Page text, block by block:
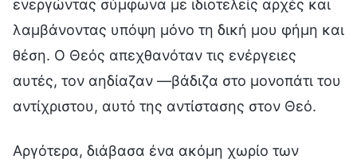
ενεργώντας σύμφωνα με ιδιοτελείς αρχές και
λαμβάνοντας υπόψη μόνο τη δική μου φήμη και
θέση. Ο Θεός απεχθανόταν τις ενέργειες
αυτές, τον αηδίαζαν —βάδιζα στο μονοπάτι του
αντίχριστου, αυτό της αντίστασης στον Θεό.
Αργότερα, διάβασα ένα ακόμη χωρίο των